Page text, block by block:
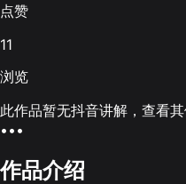
点赞
11
浏览
此作品暂无抖音讲解，查看
•••
作品介绍